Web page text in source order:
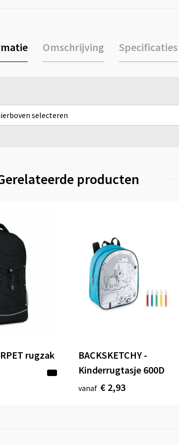
Omschrijving Specificaties
selecteren
producten
rugzak
BACKSKETCHY -
Kinderrugtasje 600D
vanaf € 2,93